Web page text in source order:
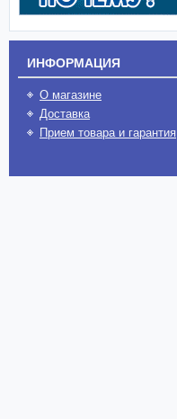
ИНФОРМАЦИЯ
О магазине
Доставка
Прием товара и гарантия